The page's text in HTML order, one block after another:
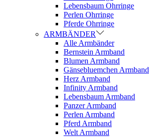
Lebensbaum Ohrringe
Perlen Ohrringe
Pferde Ohrringe
ARMBÄNDER
Alle Armbänder
Bernstein Armband
Blumen Armband
Gänsebluemchen Armband
Herz Armband
Infinity Armband
Lebensbaum Armband
Panzer Armband
Perlen Armband
Pferd Armband
Welt Armband